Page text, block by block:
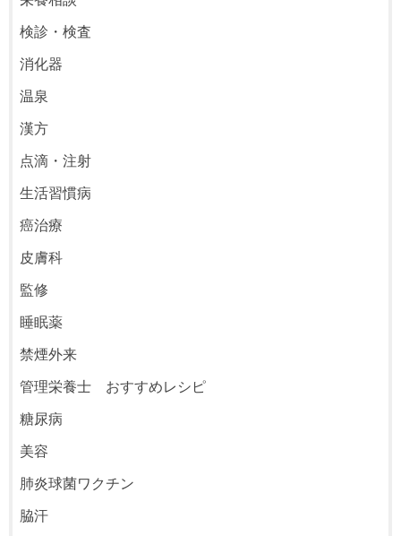
検診・検査
消化器
温泉
漢方
点滴・注射
生活習慣病
癌治療
皮膚科
監修
睡眠薬
禁煙外来
管理栄養士 おすすめレシピ
糖尿病
美容
肺炎球菌ワクチン
脇汗